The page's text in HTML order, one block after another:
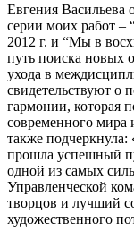
Евгения Васильева
серии моих работ –
2012 г. и “Мы в
путь поиска новых
ухода в
свидетельствуют о
гармонии, которая
современного мира
также
прошла успешный
одной из самых
Управленческой
творцов и лучший
художественного